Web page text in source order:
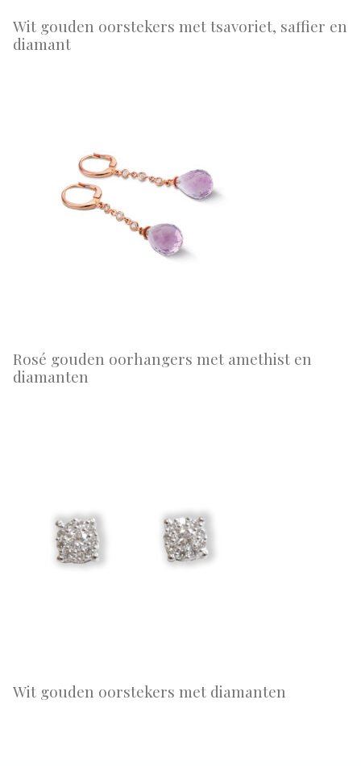
Wit gouden oorstekers met tsavoriet, saffier en
diamant
Rosé gouden oorhangers met amethist en
diamanten
Wit gouden oorstekers met diamanten